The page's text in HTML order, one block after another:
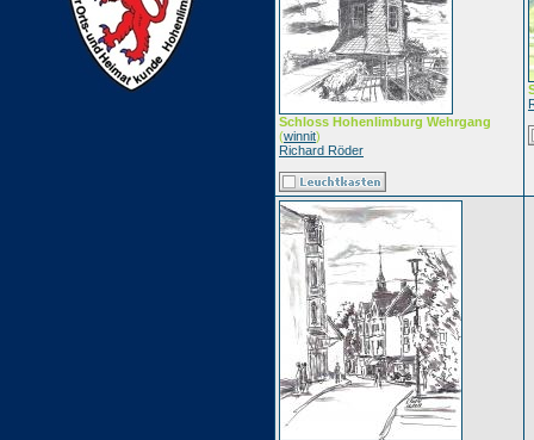
Schloss Hohenlimburg Wehrgang
(winnit)
Richard Röder